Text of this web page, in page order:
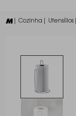
| Cozinha | Utensílios